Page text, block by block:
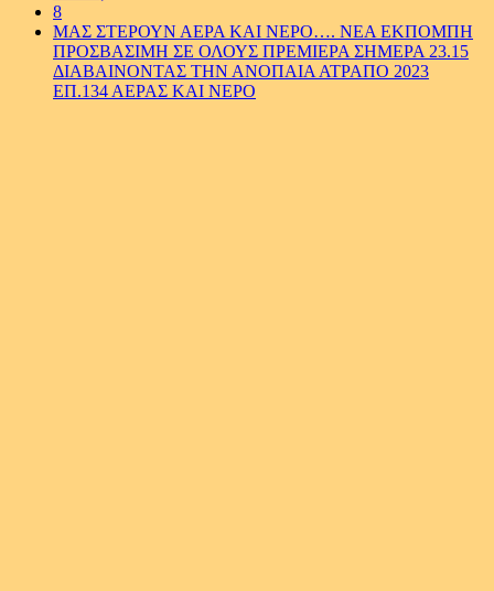
8
ΜΑΣ ΣΤΕΡΟΥΝ ΑΕΡΑ ΚΑΙ ΝΕΡΟ…. ΝΕΑ ΕΚΠΟΜΠΗ
ΠΡΟΣΒΑΣΙΜΗ ΣΕ ΟΛΟΥΣ ΠΡΕΜΙΕΡΑ ΣΗΜΕΡΑ 23.15
ΔΙΑΒΑΙΝΟΝΤΑΣ ΤΗΝ ΑΝΟΠΑΙΑ ΑΤΡΑΠΟ 2023
ΕΠ.134 ΑΕΡΑΣ ΚΑΙ ΝΕΡΟ